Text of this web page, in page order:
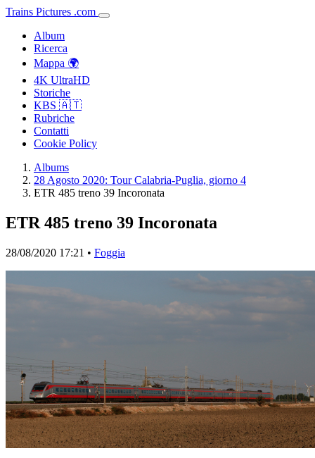
Trains Pictures .com
Album
Ricerca
Mappa 🌍
4K UltraHD
Storiche
KBS 🇦🇹
Rubriche
Contatti
Cookie Policy
Albums
28 Agosto 2020: Tour Calabria-Puglia, giorno 4
ETR 485 treno 39 Incoronata
ETR 485 treno 39 Incoronata
28/08/2020 17:21 • Foggia